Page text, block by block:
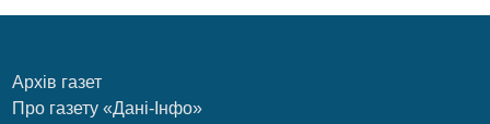
Архів газет
Про газету «Дані-Інфо»